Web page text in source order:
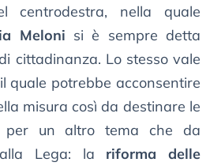
centrodestra, nella quale
Meloni si è sempre detta
cittadinanza. Lo stesso vale
quale potrebbe acconsentire
misura così da destinare le
per un altro tema che da
Lega: la riforma delle